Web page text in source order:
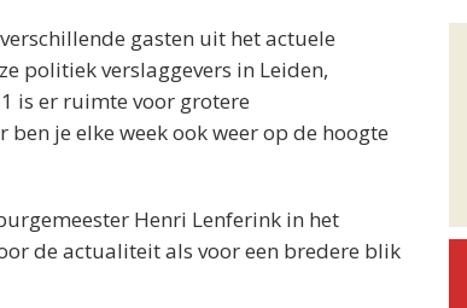
gasten uit het actuele
politiek verslaggevers in Leiden,
is er ruimte voor grotere
je elke week ook weer op de hoogte
Henri Lenferink in het
de actualiteit als voor een bredere blik